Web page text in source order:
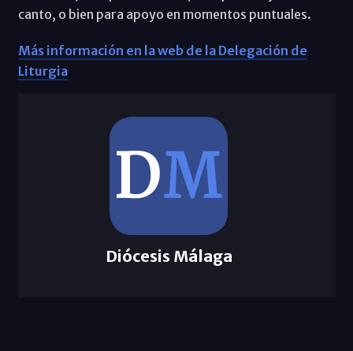
canto, o bien para apoyo en momentos puntuales.
Más información en la web de la Delegación de
Liturgia
Diócesis Málaga